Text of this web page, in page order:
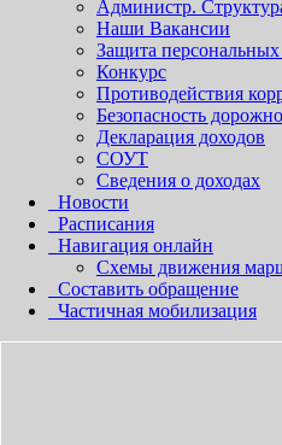
Администр.
Наши Вакансии
Защита
Конкурс
Противодействия
Безопасность
Декларация доходов
СОУТ
Сведения о доходах
Новости
Расписания
Навигация онлайн
Схемы движения
Составить обращение
Частичная мобилизация